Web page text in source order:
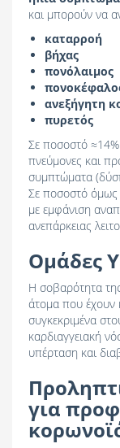
και μπορούν να
καταρροή
βήχας
πονόλαιμος
ανεξήγητη
πυρετός
Σε ποσοστό ≈14%
πνεύμονες και
συμπτώματα
Σε ποσοστό όμως
με εμφάνιση
ανεπάρκειας
Ομάδες
Η σοβαρότητα
άτομα που έχουν
συγκεκριμένα
καρδιαγγειακή
υπέρταση και
για